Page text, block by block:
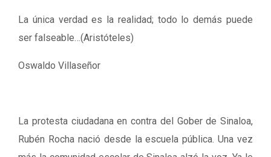
La única verdad es la realidad; todo lo demás puede
ser falseable…(Aristóteles)
Oswaldo Villaseñor
La protesta ciudadana en contra del Gober de Sinaloa,
Rubén Rocha nació desde la escuela pública. Una vez